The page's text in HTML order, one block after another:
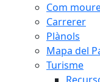
Com
Carrerer
Plànols
Mapa del
Turisme